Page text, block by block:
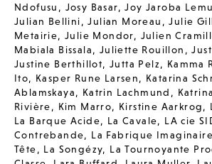
Ndofusu , Josy Basar,Joy Jaroba
Julian Bellini,Julian Moreau ,Julie
Metairie,Julie Mondor, Julien
Mabiala Bissala, Juliette Rouillon ,
Justine Berthillot,Jutta Pelz, Kamma
Ito, Kasper Rune Larsen, Katarina
Ablamskaya, Katrin Lachmund ,
Rivière, Kim Marro, Kirstine Aarkrog,
La Barque Acide, La Cavale, LA cie
Contrebande, La Fabrique Imaginaire
Tête, La Songézy, La Tournoyante